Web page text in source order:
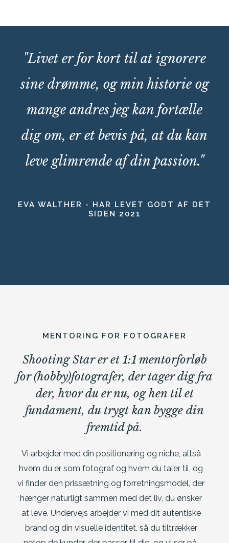
"Livet er for kort til at ignorere
sine drømme, og min historie og
mange andres jeg kan fortælle
dig om, er et bevis på, at du kan
leve glimrende af din passion."
EVA WALTHER - HAR LEVET GODT AF DET
SIDEN 2021
MENTORING FOR FOTOGRAFER
Shooting Star er et 1:1 mentorforløb
for (hobby)fotografer, der tager dig fra
der, hvor du er nu, og hen til et
fundament, du trygt kan bygge din
fremtid på.
Vi arbejder med din positionering og niche, altså
hvem du er som fotograf og hvem du taler til, og
vi finder den prissætning og forretningsmodel, der
hænger naturligt sammen med det liv, du ønsker
at leve. Undervejs arbejder vi med dit autentiske
brand og din visuelle identitet, så du tiltrækker